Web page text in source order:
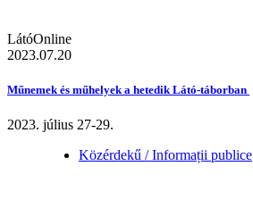
LátóOnline
2023.07.20
Műnemek és műhelyek a hetedik Látó-táborban
2023. július 27-29.
Közérdekű / Informații publice